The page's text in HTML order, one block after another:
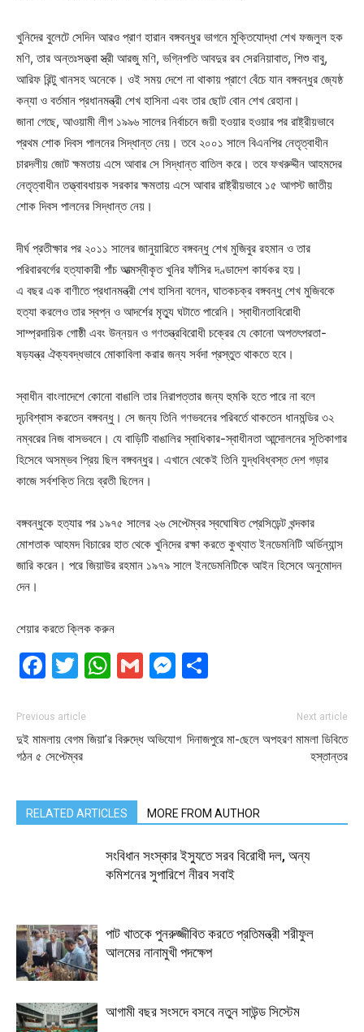
খুনিদের বুলেটে সেদিন আরও প্রাণ হারান বঙ্গবন্ধুর ভাগনে মুক্তিযোদ্ধা শেখ ফজলুল হক
মণি, তার অন্তঃসত্ত্বা স্ত্রী আরজু মণি, ভগ্নিপতি আবদুর রব সেরনিয়াবাত, শিশু বাবু,
আরিফ রিন্টু খানসহ অনেকে। ওই সময় দেশে না থাকায় প্রাণে বেঁচে যান বঙ্গবন্ধুর জ্যেষ্ঠ
কন্যা ও বর্তমান প্রধানমন্ত্রী শেখ হাসিনা এবং তার ছোট বোন শেখ রেহানা।
জানা গেছে, আওয়ামী লীগ ১৯৯৬ সালের নির্বাচনে জয়ী হওয়ার হওয়ার পর রাষ্ট্রীয়ভাবে
প্রথম শোক দিবস পালনের সিদ্ধান্ত নেয়। তবে ২০০১ সালে বিএনপির নেতৃত্বাধীন
চারদলীয় জোট ক্ষমতায় এসে আবার সে সিদ্ধান্ত বাতিল করে। তবে ফখরুদ্দীন আহমদের
নেতৃত্বাধীন তত্ত্বাবধায়ক সরকার ক্ষমতায় এসে আবার রাষ্ট্রীয়ভাবে ১৫ আগস্ট জাতীয়
শোক দিবস পালনের সিদ্ধান্ত নেয়।
দীর্ঘ প্রতীক্ষার পর ২০১১ সালের জানুয়ারিতে বঙ্গবন্ধু শেখ মুজিবুর রহমান ও তার
পরিবারবর্গের হত্যাকারী পাঁচ আত্মস্বীকৃত খুনির ফাঁসির দণ্ডাদেশ কার্যকর হয়।
এ বছর এক বাণীতে প্রধানমন্ত্রী শেখ হাসিনা বলেন, ঘাতকচক্র বঙ্গবন্ধু শেখ মুজিবকে
হত্যা করলেও তার স্বপ্ন ও আদর্শের মৃত্যু ঘটাতে পারেনি। স্বাধীনতাবিরোধী
সাম্প্রদায়িক গোষ্ঠী এবং উন্নয়ন ও গণতন্ত্রবিরোধী চক্রের যে কোনো অপতৎপরতা-
ষড়যন্ত্র ঐক্যবদ্ধভাবে মোকাবিলা করার জন্য সর্বদা প্রস্তুত থাকতে হবে।
স্বাধীন বাংলাদেশে কোনো বাঙালি তার নিরাপত্তার জন্য হুমকি হতে পারে না বলে
দৃঢ়বিশ্বাস করতেন বঙ্গবন্ধু। সে জন্য তিনি গণভবনের পরিবর্তে থাকতেন ধানমন্ডির ৩২
নম্বরের নিজ বাসভবনে। যে বাড়িটি বাঙালির স্বাধিকার-স্বাধীনতা আন্দোলনের সূতিকাগার
হিসেবে অসম্ভব প্রিয় ছিল বঙ্গবন্ধুর। এখানে থেকেই তিনি যুদ্ধবিধ্বস্ত দেশ গড়ার
কাজে সর্বশক্তি নিয়ে ব্রতী ছিলেন।
বঙ্গবন্ধুকে হত্যার পর ১৯৭৫ সালের ২৬ সেপ্টেম্বর স্বঘোষিত প্রেসিডেন্ট খন্দকার
মোশতাক আহমদ বিচারের হাত থেকে খুনিদের রক্ষা করতে কুখ্যাত ইনডেমনিটি অর্ডিন্যান্স
জারি করেন। পরে জিয়াউর রহমান ১৯৭৯ সালে ইনডেমনিটিকে আইন হিসেবে অনুমোদন
দেন।
শেয়ার করতে ক্লিক করুন
Facebook
Twitter
WhatsApp
GmailMessenger
Previous article
দুই মামলায় বেগম জিয়া’র বিরুদ্ধে অভিযোগ
গঠন ৫ সেপ্টেম্বর
Next article
দিনাজপুরে মা-ছেলে অপহরণ মামলা ডিবিতে
হস্তান্তর
RELATED ARTICLES MORE FROM AUTHOR
সংবিধান সংস্কার ইস্যুতে সরব বিরোধী দল, অন্য
কমিশনের সুপারিশে নীরব সবাই
পাট খাতকে পুনরুজ্জীবিত করতে প্রতিমন্ত্রী শরীফুল
আলমের নানামুখী পদক্ষেপ
আগামী বছর সংসদে বসবে নতুন সাউন্ড সিস্টেম